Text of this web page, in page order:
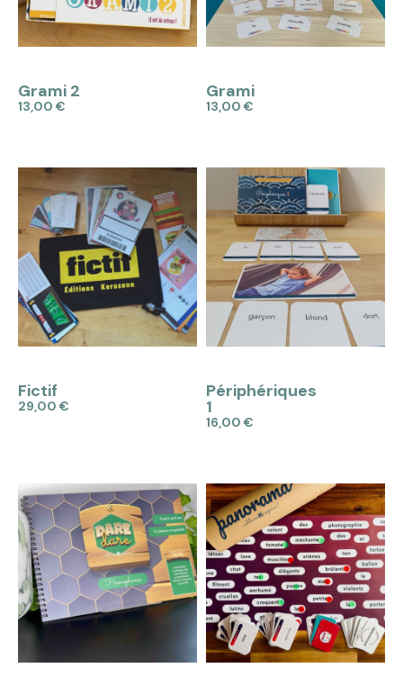
APERÇU
Grami 2
13,00 €
APERÇU
Grami
13,00 €
APERÇU
Fictif
29,00 €
APERÇU
Périphériques
1
16,00 €
APERÇU